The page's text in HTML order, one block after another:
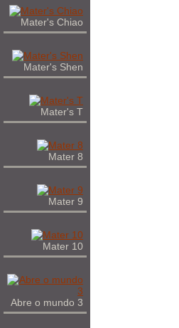
Mater's Chiao
Mater's Shen
Mater's T
Mater 8
Mater 9
Mater 10
Abre o mundo 3